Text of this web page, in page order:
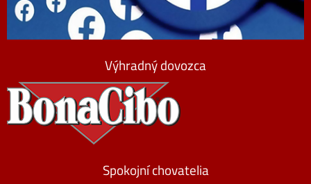
Výhradný dovozca
Spokojní chovatelia